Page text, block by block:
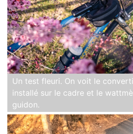
Un test fleuri. On voit le
installé sur le cadre et le
guidon.